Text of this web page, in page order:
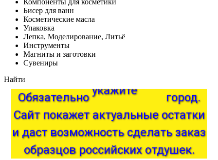
Компоненты для косметики
Бисер для ванн
Косметические масла
Упаковка
Лепка, Моделирование, Литьё
Инструменты
Магниты и заготовки
Сувениры
Найти
Обязательно укажите
город.
Сайт
актуальные
остатки
и даст возможность сделать заказ
образцов российских отдушек.